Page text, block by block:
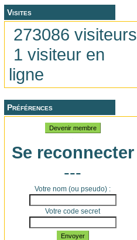
Visites
273086 visiteurs
1 visiteur en
ligne
Préférences
Devenir membre
Se reconnecter
---
Votre nom (ou pseudo) :
Votre code secret
Envoyer